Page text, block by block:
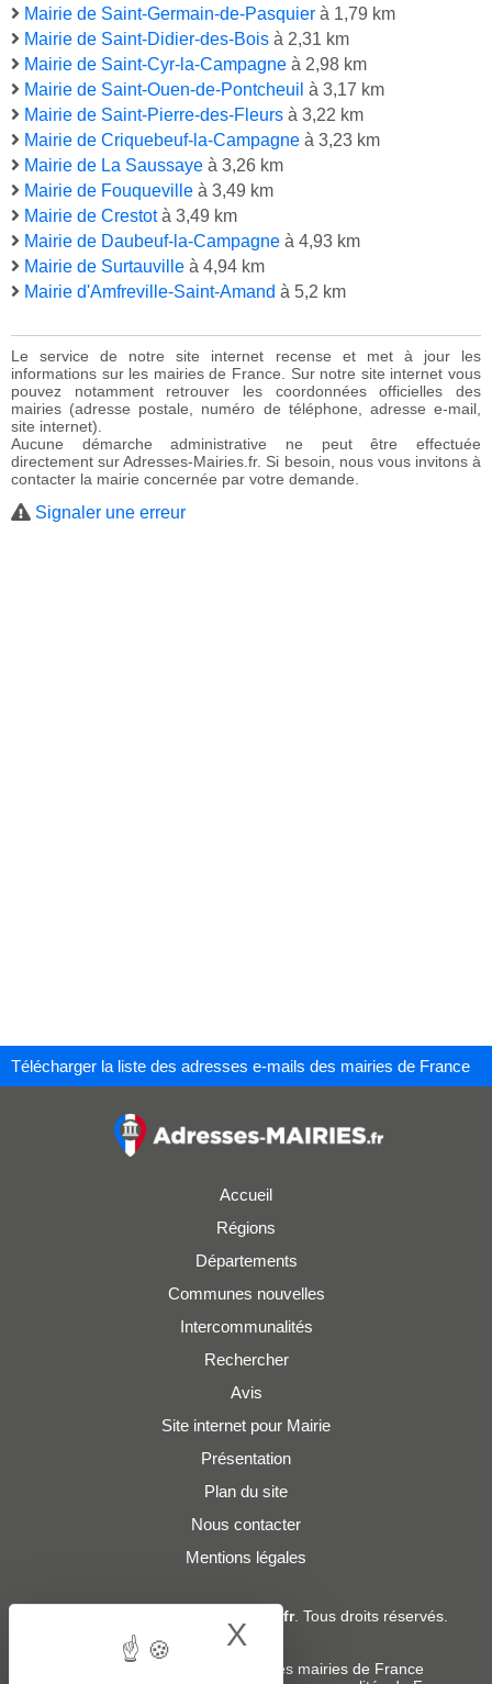
Mairie de Saint-Germain-de-Pasquier à 1,79 km
Mairie de Saint-Didier-des-Bois à 2,31 km
Mairie de Saint-Cyr-la-Campagne à 2,98 km
Mairie de Saint-Ouen-de-Pontcheuil à 3,17 km
Mairie de Saint-Pierre-des-Fleurs à 3,22 km
Mairie de Criquebeuf-la-Campagne à 3,23 km
Mairie de La Saussaye à 3,26 km
Mairie de Fouqueville à 3,49 km
Mairie de Crestotà 3,49 km
Mairie de Daubeuf-la-Campagne à 4,93 km
Mairie de Surtauville à 4,94 km
Mairie d'Amfreville-Saint-Amand à 5,2 km
Le service de notre site internet recense et met à jour les
informations sur les mairies de France. Sur notre site internet vous
pouvez notamment retrouver les coordonnées officielles des
mairies (adresse postale, numéro de téléphone, adresse e-mail,
site internet).
Aucune démarche administrative ne peut être effectuée
directement sur Adresses-Mairies.fr. Si besoin, nous vous invitons à
contacter la mairie concernée par votre demande.
Signaler une erreur
Télécharger la liste des adresses e-mails des mairies de France
Accueil
Régions
Départements
Communes nouvelles
Intercommunalités
Rechercher
Avis
Site internet pour Mairie
Présentation
Plan du site
Nous contacter
Mentions légales
Adresses-Mairies.fr. Tous droits réservés.
Services :
Liste des adresses e-mails des mairies de France
X